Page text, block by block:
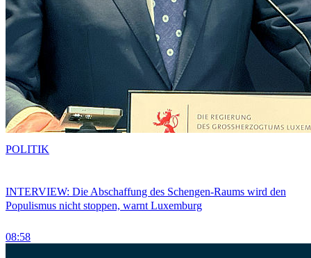
INTERVIEW: Die Abschaffung des Schengen-Raums wird den
Populismus nicht stoppen, warnt Luxemburg
08:58
POLITIK